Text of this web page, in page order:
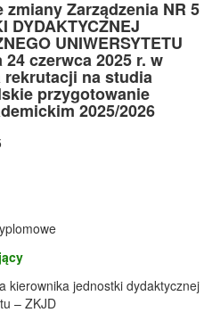
Zarządzenia NR 5
DYDAKTYCZNEJ
UNIWERSYTETU
24 czerwca 2025 r. w
na studia
przygotowanie
2025/2026
kierownika jednostki dydaktycznej
– ZKJD